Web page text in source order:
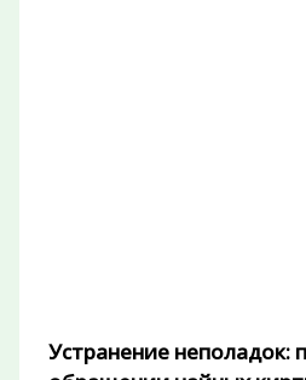
Устранение неполадок: